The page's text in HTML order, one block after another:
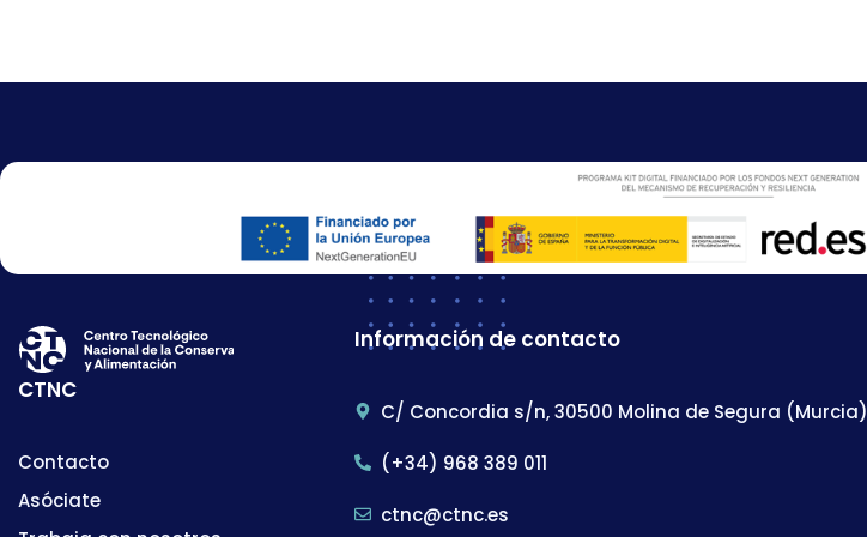
CTNC
Contacto
Asóciate
Información de contacto
C/ Concordia s/n, 30500 Molina de Segura (Murcia)
(+34) 968 389 011
ctnc@ctnc.es